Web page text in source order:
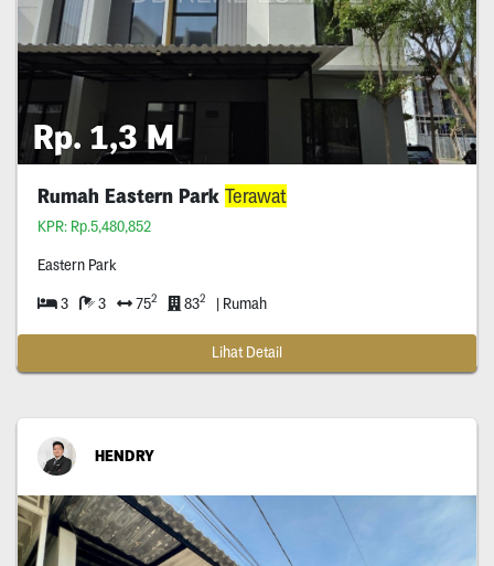
Rp. 1,3 M
Rumah Eastern Park Terawat
KPR: Rp.5,480,852
Eastern Park
3 3 752 832 | Rumah
Lihat Detail
HENDRY